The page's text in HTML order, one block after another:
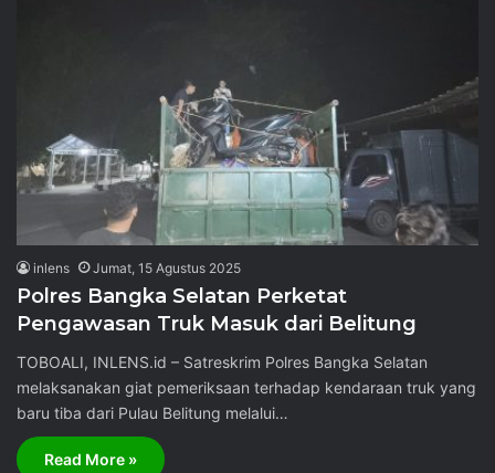
inlens Jumat, 15 Agustus 2025
Polres Bangka Selatan Perketat
Pengawasan Truk Masuk dari Belitung
TOBOALI, INLENS.id – Satreskrim Polres Bangka Selatan
melaksanakan giat pemeriksaan terhadap kendaraan truk yang
baru tiba dari Pulau Belitung melalui…
Read More »